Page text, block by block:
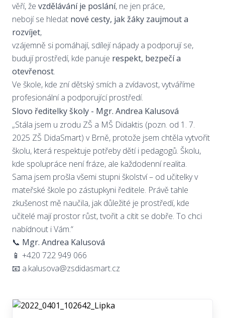
věří, že vzdělávání je poslání, ne jen práce,
nebojí se hledat nové cesty, jak žáky zaujmout a
rozvíjet,
vzájemně si pomáhají, sdílejí nápady a podporují se,
budují prostředí, kde panuje respekt, bezpečí a
otevřenost.
Ve škole, kde zní dětský smích a zvídavost, vytváříme
profesionální a podporující prostředí.
Slovo ředitelky školy - Mgr. Andrea Kalusová
„Stála jsem u zrodu ZŠ a MŠ Didaktis (pozn. od 1. 7.
2025 ZŠ DidaSmart) v Brně, protože jsem chtěla vytvořit
školu, která respektuje potřeby dětí i pedagogů. Školu,
kde spolupráce není fráze, ale každodenní realita.
Sama jsem prošla všemi stupni školství – od učitelky v
mateřské škole po zástupkyni ředitele. Právě tahle
zkušenost mě naučila, jak důležité je prostředí, kde
učitelé mají prostor růst, tvořit a cítit se dobře. To chci
nabídnout i Vám.“
📞 Mgr. Andrea Kalusová
📱 +420 722 949 066
📧 a.kalusova@zsdidasmart.cz